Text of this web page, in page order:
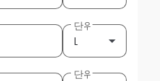
단위
L
단위